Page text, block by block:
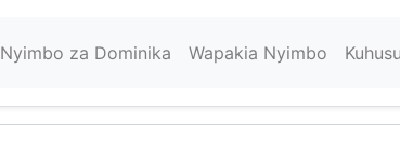
Nyimbo za Dominika Wapakia Nyimbo